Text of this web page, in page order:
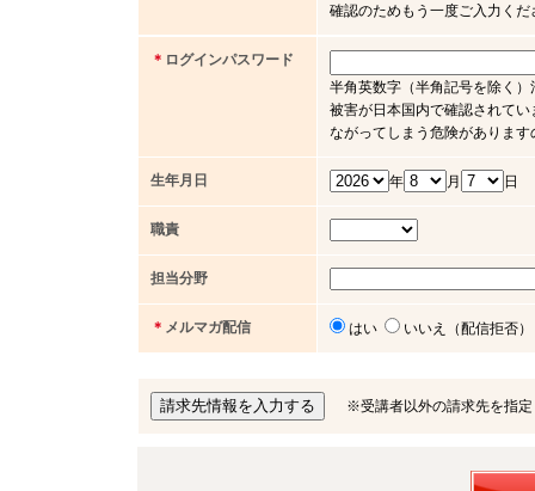
確認のためもう一度ご入力くだ
＊ ログインパスワード
半角英数字（半角記号を除く
被害が日本国内で確認されて
ながってしまう危険がありま
生年月日 年 月 日
職責
担当分野
＊ メルマガ配信 はい いいえ（配信拒否）
※受講者以外の請求先を指定